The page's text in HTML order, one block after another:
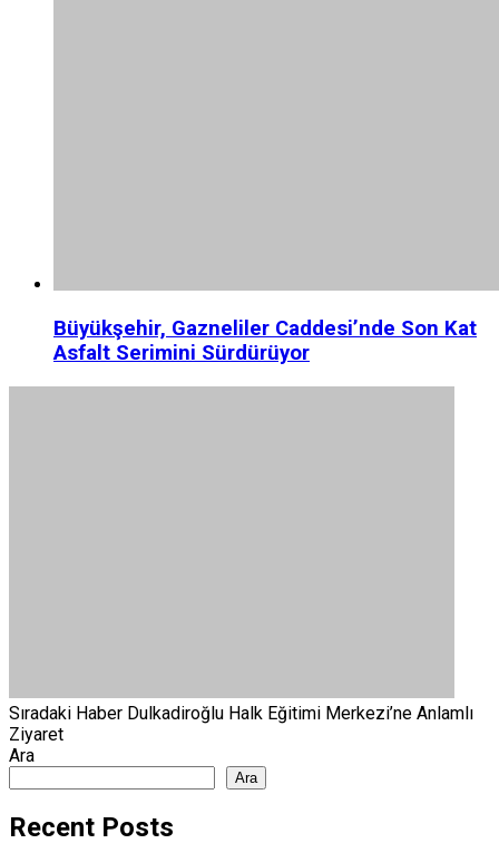
Büyükşehir, Gazneliler Caddesi’nde Son Kat
Asfalt Serimini Sürdürüyor
Sıradaki Haber Dulkadiroğlu Halk Eğitimi Merkezi’ne Anlamlı
Ziyaret
Ara
Ara
Recent Posts